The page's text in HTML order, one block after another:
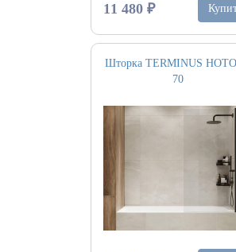
11 480 ₽
Шторка TERMINUS
70